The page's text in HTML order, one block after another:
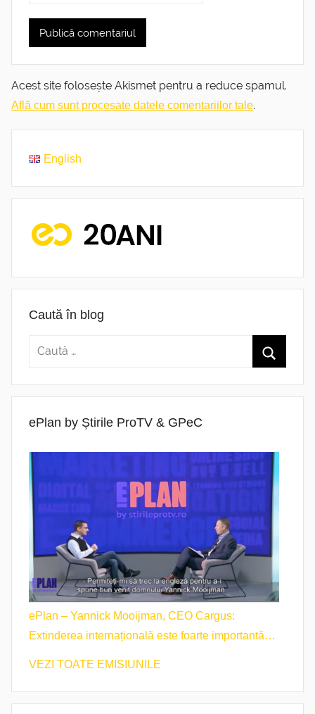
Acest site folosește Akismet pentru a reduce spamul.
Află cum sunt procesate datele comentariilor tale.
English
Caută în blog
ePlan by Știrile ProTV & GPeC
ePlan – Yannick Mooijman, CEO Cargus:
Extinderea internațională este foarte importantă
VEZI TOATE EMISIUNILE